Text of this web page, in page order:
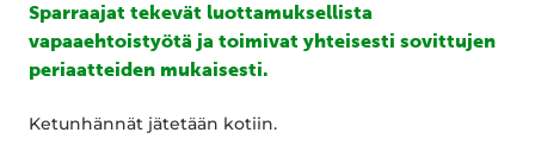
Sparraajat tekevät luottamuksellista
vapaaehtoistyötä ja toimivat yhteisesti sovittujen
periaatteiden mukaisesti.
Ketunhännät jätetään kotiin.